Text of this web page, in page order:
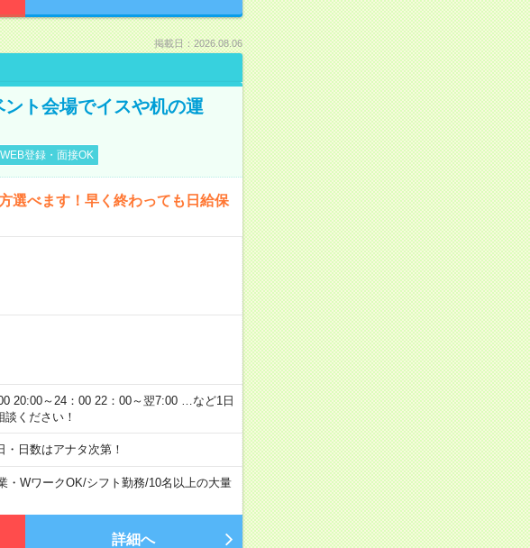
掲載日：2026.08.06
ト会場でイスや机の運
WEB登録・面接OK
選べます！早く終わっても日給保
20:00～24：00 22：00～翌7:00 …など1日
ください！
日数はアナタ次第！
・WワークOK/シフト勤務/10名以上の大量
詳細へ